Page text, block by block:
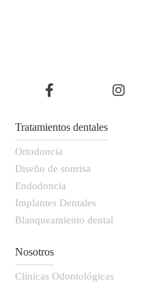
Tratamientos dentales
Ortodoncia
Diseño de sonrisa
Endodoncia
Implantes Dentales
Blanqueamiento dental
Nosotros
Clinicas Odontológicas